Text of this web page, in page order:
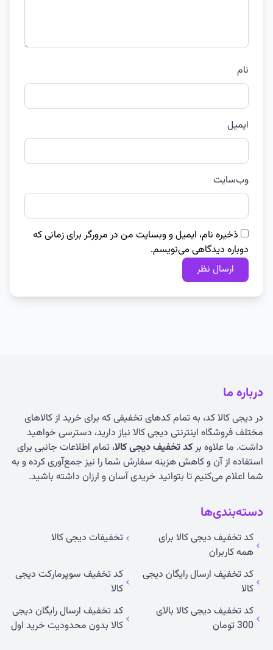
نام
ایمیل
وب‌سایت
ذخیره نام، ایمیل و وبسایت من در مرورگر برای زمانی که
دوباره دیدگاهی می‌نویسم.
درباره ما
در دیجی کالا کد، به تمام کدهای تخفیفی که برای خرید از کالاهای
مختلف فروشگاه اینترنتی دیجی کالا نیاز دارید، دسترسی خواهید
داشت. ما علاوه برکد تخفیف دیجی کالا، تمام اطلاعات جانبی برای
استفاده از آن و کاهش هزینه سفارش شما را نیز جمع‌آوری کرده و به
شما اعلام می‌کنیم تا بتوانید خریدی آسان و ارزان داشته باشید.
دسته‌بندی‌ها
کد تخفیف دیجی کالا برای
همه کاربران
تخفیفات دیجی کالا
کد تخفیف ارسال رایگان دیجی
کالا
کد تخفیف سوپرمارکت دیجی
کالا
کد تخفیف دیجی کالا بالای
300 تومان
کد تخفیف ارسال رایگان دیجی
کالا بدون محدودیت خرید اول